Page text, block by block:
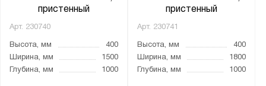
пристенный
Арт. 230740
Высота, мм
400
Ширина, мм
1500
Глубина, мм
1000
пристенный
Арт. 230741
Высота, мм
400
Ширина, мм
1800
Глубина, мм
1000